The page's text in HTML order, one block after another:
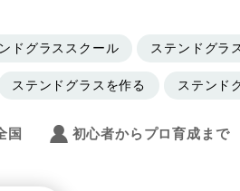
ドグラススクール ステンドグラ
ステンドグラスを作る ステンド
国 初心者からプロ育成まで